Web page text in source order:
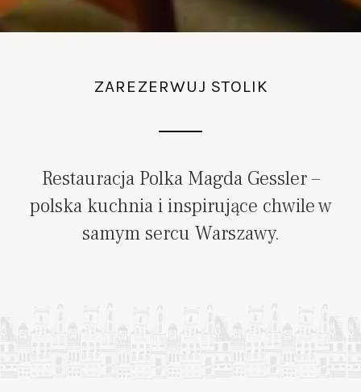
ZAREZERWUJ STOLIK
Restauracja Polka Magda Gessler –
polska kuchnia i inspirujące chwile w
samym sercu Warszawy.